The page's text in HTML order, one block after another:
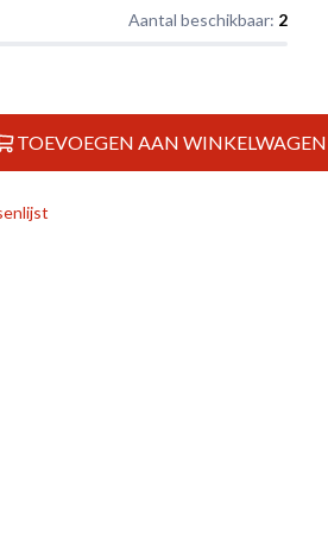
Aantal beschikbaar: 2
TOEVOEGEN AAN WINKELWAGEN